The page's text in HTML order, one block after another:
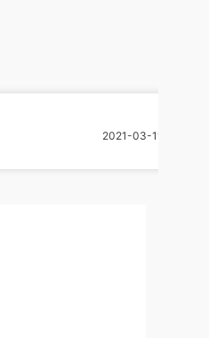
2021-03-11